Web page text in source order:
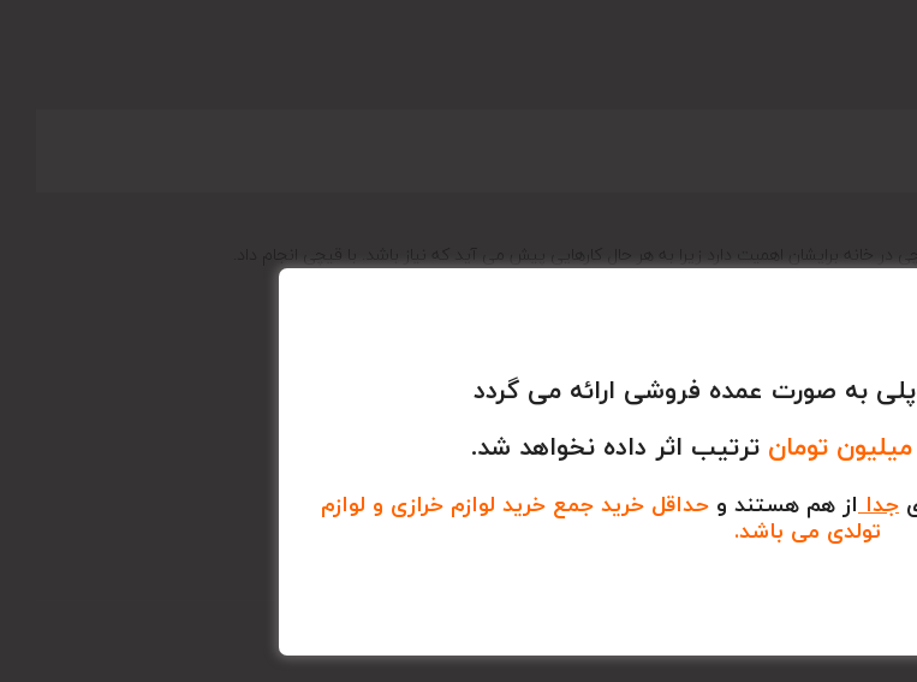
برایشان اهمیت دارد زیرا به هر حال کارهایی پیش می آید که نیاز باشد. با قیچی انجام داد.
به صورت عمده فروشی ارائه می گردد
تومان ترتیب اثر داده نخواهد شد.
جدا از هم هستند و حداقل خرید جمع خرید لوازم خرازی و لوازم
تولدی می باشد.